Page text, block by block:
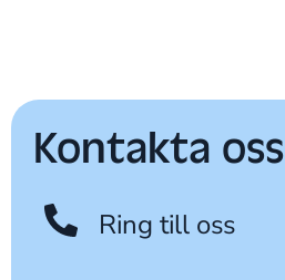
Kontakta oss
Ring till oss